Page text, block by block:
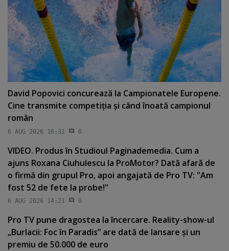
David Popovici concurează la Campionatele Europene.
Cine transmite competiţia şi când înoată campionul
român
6 AUG 2026 16:31 0
VIDEO. Produs în Studioul Paginademedia. Cum a
ajuns Roxana Ciuhulescu la ProMotor? Dată afară de
o firmă din grupul Pro, apoi angajată de Pro TV: "Am
fost 52 de fete la probe!"
6 AUG 2026 14:21 0
Pro TV pune dragostea la încercare. Reality-show-ul
„Burlacii: Foc în Paradis” are dată de lansare şi un
premiu de 50.000 de euro